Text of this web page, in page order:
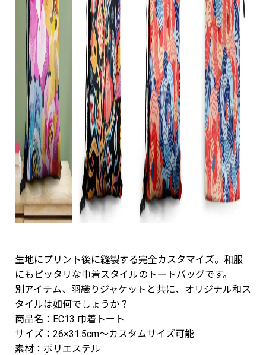
生地にプリント後に縫製する完全カスタマイズ。和服
にもピッタリな巾着スタイルのトートバッグです。
別アイテム、羽織りジャケットと共に、オリジナル和ス
タイルは如何でしょうか？
商品名：EC13 巾着トート
サイズ：26×31.5cm～カスタムサイズ可能
素材：ポリエステル